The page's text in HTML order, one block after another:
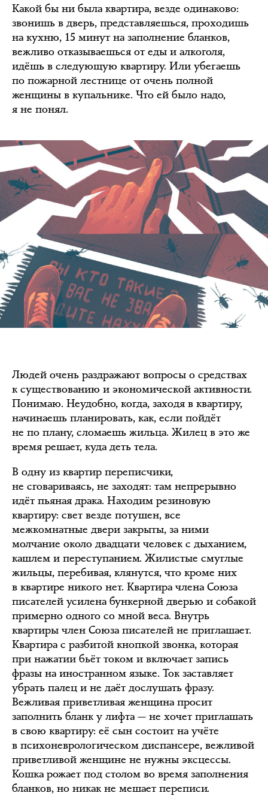
Какой бы ни была квартира, везде одинаково:
звонишь в дверь, представляешься, проходишь
на кухню, 15 минут на заполнение бланков,
вежливо отказываешься от еды и алкоголя,
идёшь в следующую квартиру. Или убегаешь
по пожарной лестнице от очень полной
женщины в купальнике. Что ей было надо,
я не понял.
Людей очень раздражают вопросы о средствах
к существованию и экономической активности.
Понимаю. Неудобно, когда, заходя в квартиру,
начинаешь планировать, как, если пойдёт
не по плану, сломаешь жильца. Жилец в это же
время решает, куда деть тела.
В одну из квартир переписчики,
не сговариваясь, не заходят: там непрерывно
идёт пьяная драка. Находим резиновую
квартиру: свет везде потушен, все
межкомнатные двери закрыты, за ними
молчание около двадцати человек с дыханием,
кашлем и переступанием. Жилистые смуглые
жильцы, перебивая, клянутся, что кроме них
в квартире никого нет. Квартира члена Союза
писателей усилена бункерной дверью и собакой
примерно одного со мной веса. Внутрь
квартиры член Союза писателей не приглашает.
Квартира с разбитой кнопкой звонка, которая
при нажатии бьёт током и включает запись
фразы на иностранном языке. Ток заставляет
убрать палец и не даёт дослушать фразу.
Вежливая приветливая женщина просит
заполнить бланк у лифта — не хочет приглашать
в свою квартиру: её сын состоит на учёте
в психоневрологическом диспансере, вежливой
приветливой женщине не нужны эксцессы.
Кошка рожает под столом во время заполнения
бланков, но никак не мешает переписи.